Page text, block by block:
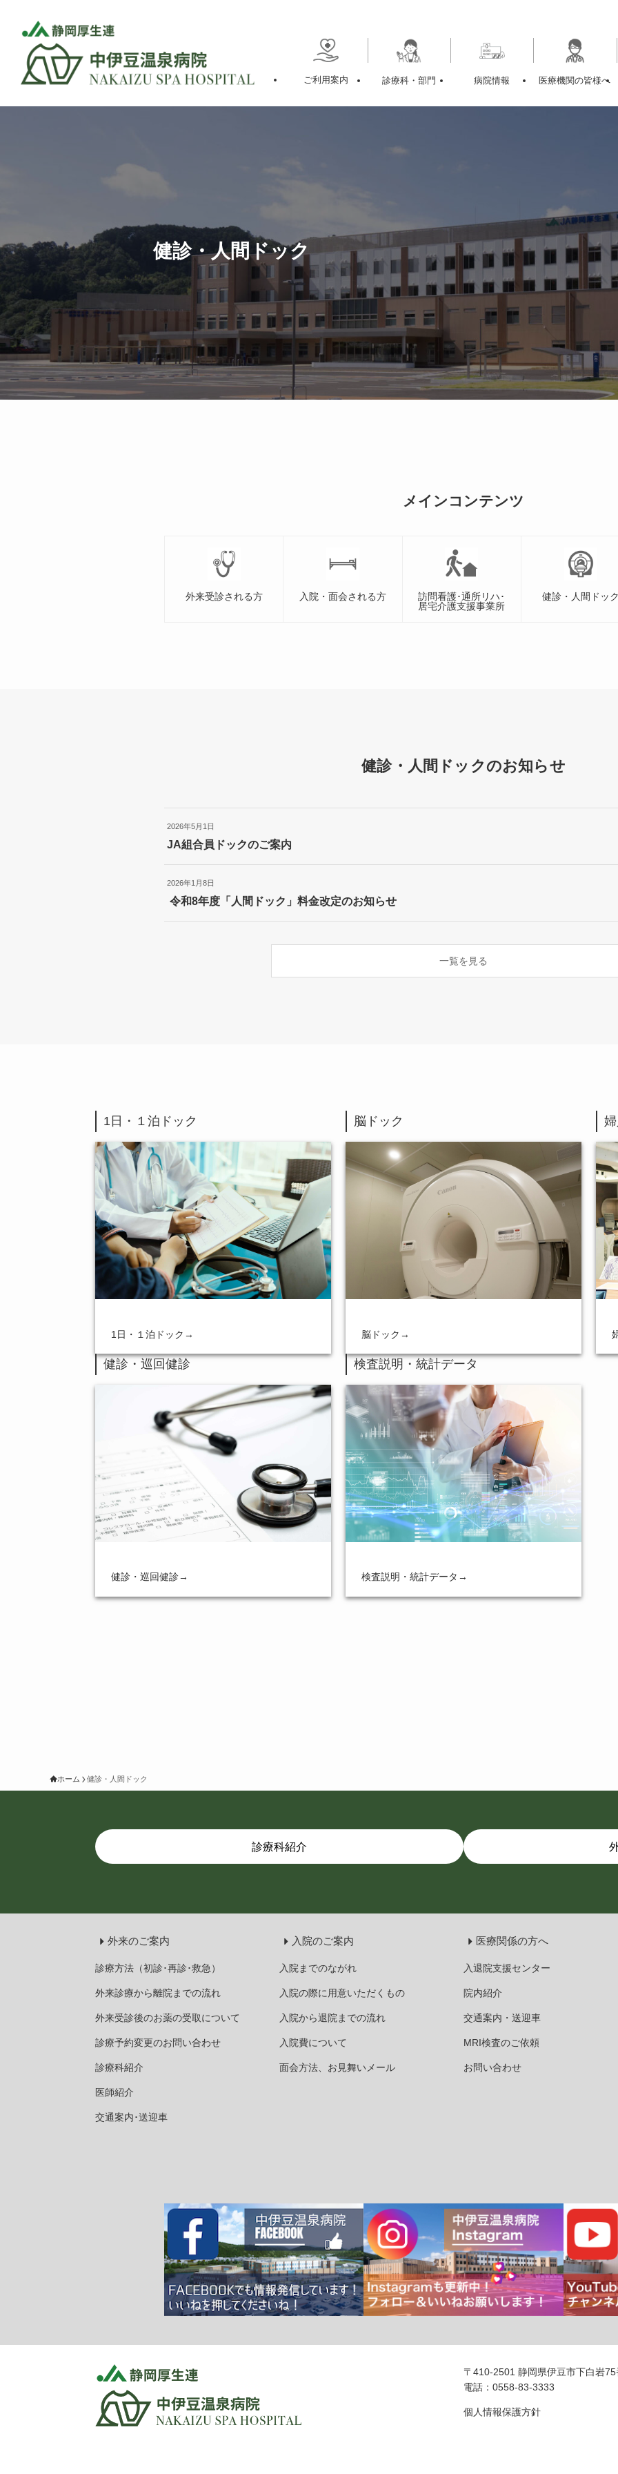
ご利用案内 診療科・部門 病院情報 医療機関の皆様へ
健診・人間ドック
メインコンテンツ
外来受診される方 入院・面会される方
訪問看護･通所リハ･
居宅介護支援事業所
健診・人間ドッ
健診・人間ドックのお知らせ
2026年5月1日
JA組合員ドックのご案内
2026年1月8日
令和8年度「人間ドック」料金改定のお知らせ
一覧を見る
1日・１泊ドック
1日・１泊ドック →
脳ドック
脳ドック →
健診・巡回健診
健診・巡回健診→
検査説明・統計データ
検査説明・統計データ →
ホーム 健診・人間ドック
診療科紹介
外来のご案内
診療方法（初診･再診･救急）
外来診療から離院までの流れ
外来受診後のお薬の受取について
診療予約変更のお問い合わせ
診療科紹介
医師紹介
交通案内･送迎車
入院のご案内
入院までのながれ
入院の際に用意いただくもの
入院から退院までの流れ
入院費について
面会方法、お見舞いメール
医療関係の方へ
入退院支援センター
院内紹介
交通案内・送迎車
MRI検査のご依頼
お問い合わせ
〒410-2501 静岡県伊豆市下白岩75
電話：0558-83-3333
個人情報保護方針